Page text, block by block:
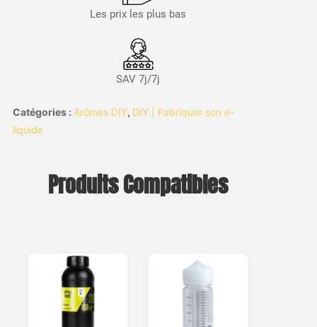
Les prix les plus bas
SAV 7j/7j
Catégories : Arômes DIY, DIY | Fabriquer son e-
liquide
Produits Compatibles